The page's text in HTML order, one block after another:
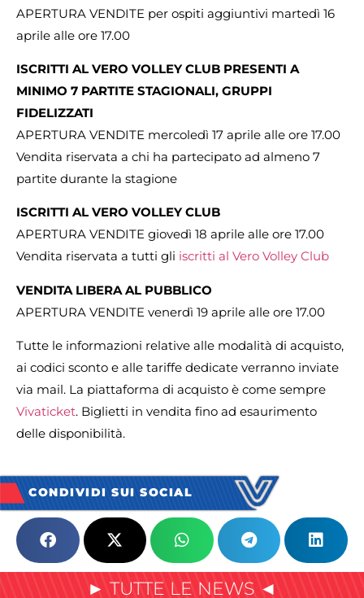
APERTURA VENDITE per ospiti aggiuntivi martedì 16
aprile alle ore 17.00
ISCRITTI AL VERO VOLLEY CLUB PRESENTI A
MINIMO 7 PARTITE STAGIONALI, GRUPPI
FIDELIZZATI
APERTURA VENDITE mercoledì 17 aprile alle ore 17.00
Vendita riservata a chi ha partecipato ad almeno 7
partite durante la stagione
ISCRITTI AL VERO VOLLEY CLUB
APERTURA VENDITE giovedì 18 aprile alle ore 17.00
Vendita riservata a tutti gli iscritti al Vero Volley Club
VENDITA LIBERA AL PUBBLICO
APERTURA VENDITE venerdì 19 aprile alle ore 17.00
Tutte le informazioni relative alle modalità di acquisto,
ai codici sconto e alle tariffe dedicate verranno inviate
via mail. La piattaforma di acquisto è come sempre
Vivaticket. Biglietti in vendita fino ad esaurimento
delle disponibilità.
CONDIVIDI SUI SOCIAL
► TUTTE LE NEWS ◄